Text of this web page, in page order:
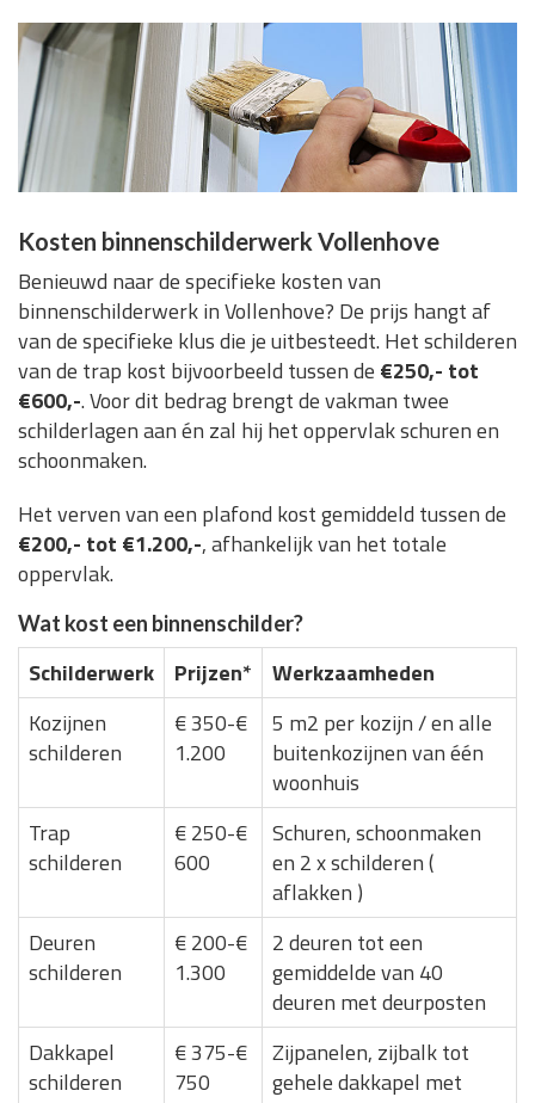
Kosten binnenschilderwerk Vollenhove
Benieuwd naar de specifieke kosten van
binnenschilderwerk in Vollenhove? De prijs hangt af
van de specifieke klus die je uitbesteedt. Het schilderen
van de trap kost bijvoorbeeld tussen de €250,- tot
€600,-. Voor dit bedrag brengt de vakman twee
schilderlagen aan én zal hij het oppervlak schuren en
schoonmaken.
Het verven van een plafond kost gemiddeld tussen de
€200,- tot €1.200,-, afhankelijk van het totale
oppervlak.
Wat kost een binnenschilder?
Schilderwerk Prijzen*
Werkzaamheden
Kozijnen
schilderen
€ 350-€
1.200
5 m2 per kozijn / en alle
buitenkozijnen van één
woonhuis
Trap
schilderen
€ 250-€
600
Schuren, schoonmaken
en 2 x schilderen (
aflakken )
Deuren
schilderen
€ 200-€
1.300
2 deuren tot een
gemiddelde van 40
deuren met deurposten
Dakkapel
schilderen
€ 375-€
750
Zijpanelen, zijbalk tot
gehele dakkapel met